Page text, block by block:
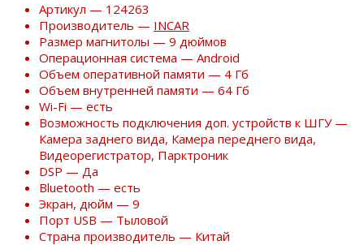
Артикул — 124263
Производитель — INCAR
Размер магнитолы — 9 дюймов
Операционная система — Android
Объем оперативной памяти — 4 Гб
Объем внутренней памяти — 64 Гб
Wi-Fi — есть
Возможность подключения доп. устройств к ШГУ —
Камера заднего вида, Камера переднего вида,
Видеорегистратор, Парктроник
DSP — Да
Bluetooth — есть
Экран, дюйм — 9
Порт USB — Тыловой
Страна производитель — Китай